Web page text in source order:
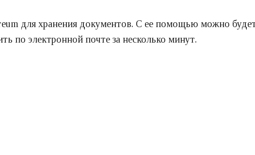
для хранения документов. С ее помощью можно
по электронной почте за несколько минут.